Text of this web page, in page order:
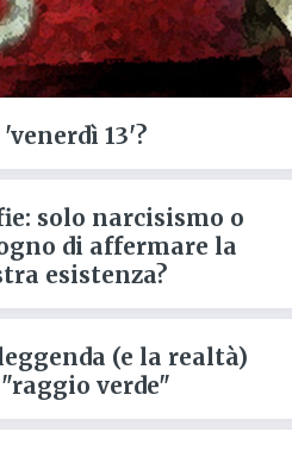
13'?
solo narcisismo o
di affermare la
esistenza?
(e la realtà)
verde"